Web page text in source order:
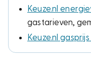
Keuze.nl
gastarieven,
Keuze.nl